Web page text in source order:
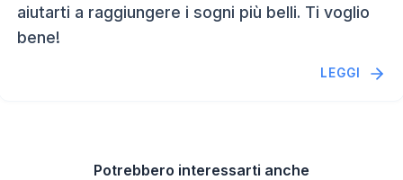
aiutarti a raggiungere i sogni più belli. Ti voglio
bene!
LEGGI
Potrebbero interessarti anche